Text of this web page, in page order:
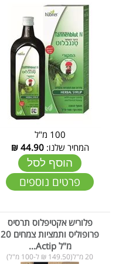
100 מ"ל
המחיר שלנו:44.90
₪
הוסף לסל
פרטים נוספים
פלוריש אקטיפלוס תרסיס
פרופוליס ותמציות צמחים 20
מ"ל Actip...
20 מ"ל(149.50 ₪ ל-100 מ"ל)